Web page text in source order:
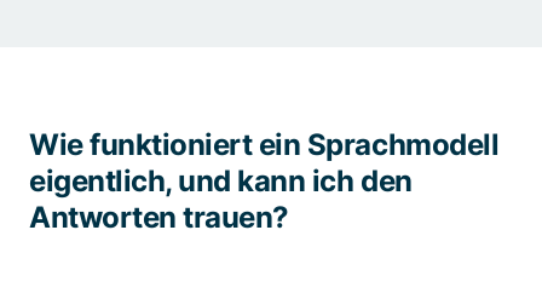
Wie funktioniert ein Sprachmodell
eigentlich, und kann ich den
Antworten trauen?​